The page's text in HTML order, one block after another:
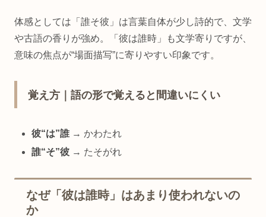
体感としては「誰そ彼」は言葉自体が少し詩的で、文学
や古語の香りが強め。「彼は誰時」も文学寄りですが、
意味の焦点が“場面描写”に寄りやすい印象です。
覚え方｜語の形で覚えると間違いにくい
彼“は”誰 → かわたれ
誰“そ”彼 → たそがれ
なぜ「彼は誰時」はあまり使われないの
か